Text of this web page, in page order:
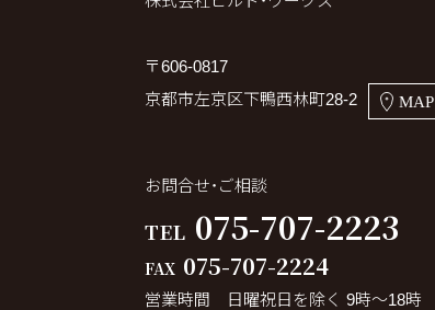
〒606-0817
京都市左京区下鴨西林町28-2
MAP
お問合せ・ご相談
TEL 075-707-2223
FAX 075-707-2224
営業時間 日曜祝日を除く 9時～18時